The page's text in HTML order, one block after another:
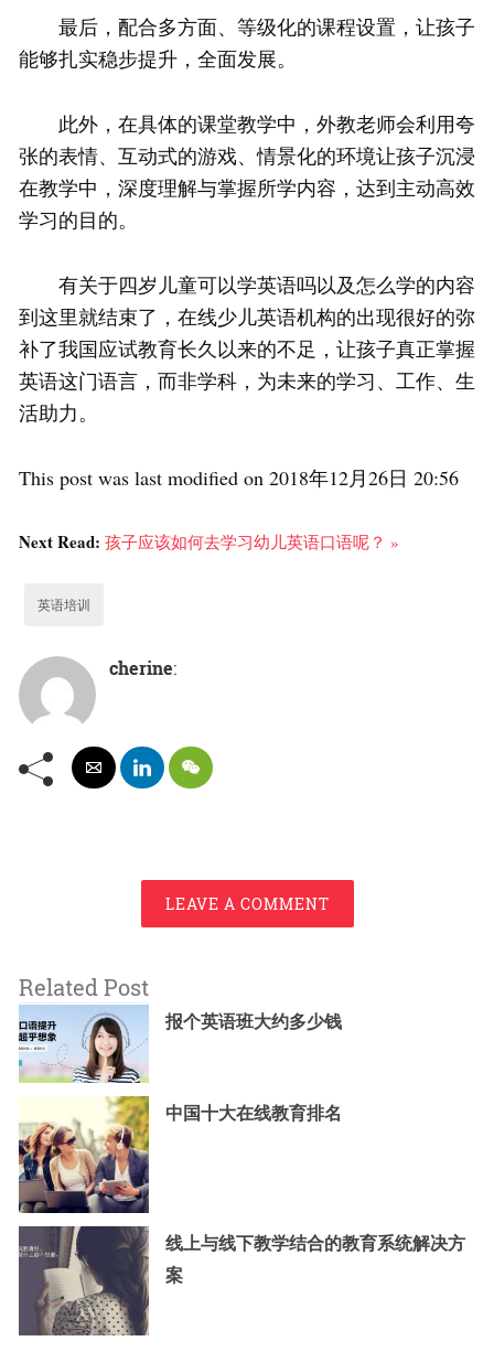
最后，配合多方面、等级化的课程设置，让孩子
能够扎实稳步提升，全面发展。
此外，在具体的课堂教学中，外教老师会利用夸
张的表情、互动式的游戏、情景化的环境让孩子沉浸
在教学中，深度理解与掌握所学内容，达到主动高效
学习的目的。
有关于四岁儿童可以学英语吗以及怎么学的内容
到这里就结束了，在线少儿英语机构的出现很好的弥
补了我国应试教育长久以来的不足，让孩子真正掌握
英语这门语言，而非学科，为未来的学习、工作、生
活助力。
This post was last modified on 2018年12月26日 20:56
Next Read: 孩子应该如何去学习幼儿英语口语呢？ »
英语培训
cherine:
LEAVE A COMMENT
Related Post
报个英语班大约多少钱
中国十大在线教育排名
线上与线下教学结合的教育系统解决方
案